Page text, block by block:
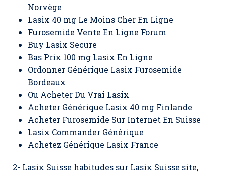
Norvège
Lasix 40 mg Le Moins Cher En Ligne
Furosemide Vente En Ligne Forum
Buy Lasix Secure
Bas Prix 100 mg Lasix En Ligne
Ordonner Générique Lasix Furosemide
Bordeaux
Ou Acheter Du Vrai Lasix
Acheter Générique Lasix 40 mg Finlande
Acheter Furosemide Sur Internet En Suisse
Lasix Commander Générique
Achetez Générique Lasix France
2- Lasix Suisse habitudes sur Lasix Suisse site,